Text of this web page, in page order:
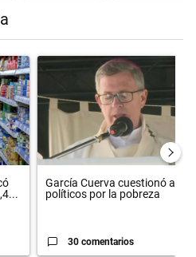
título "La inflación en CABA marcó
Un artículo de tendencia con el
García Cuerva cuestionó a los
políticos por la pobreza
30 comentarios